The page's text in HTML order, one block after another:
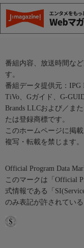
番組内容、放送時間な
す。
番組データ提供元：IPG
TiVo、Gガイド、G-
Brands LLCおよび／ま
たは登録商標です。
このホームページに掲
複写・転載を禁じます。
Official Program Data
このマークは「Official
式情報である「
のみ表記が許されている